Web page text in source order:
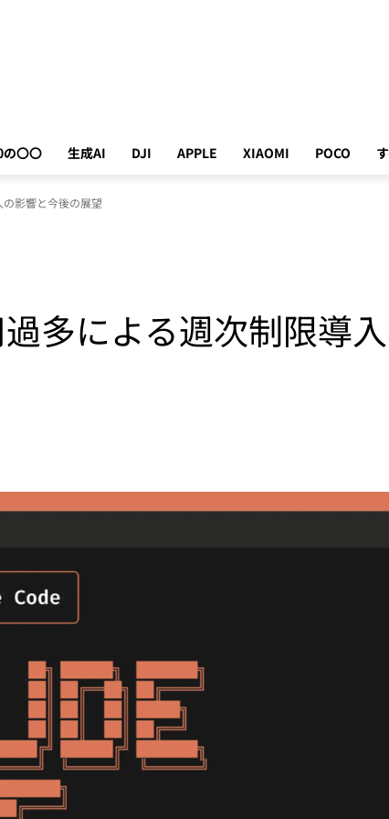
の〇〇 生成AI DJI APPLE XIAOMI POCO
影響と今後の展望
多による週次制限導